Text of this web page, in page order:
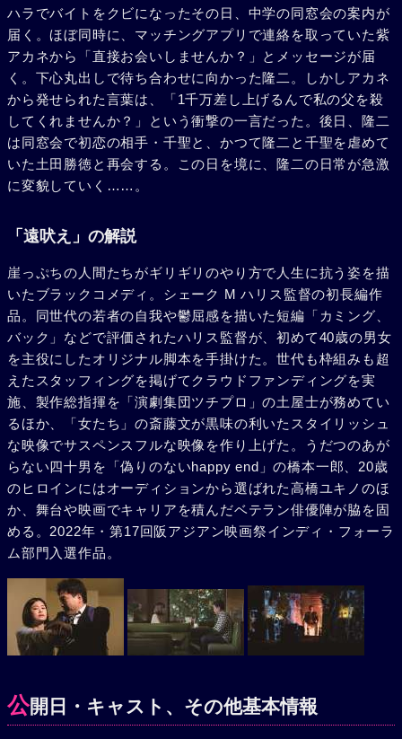
ハラでバイトをクビになったその日、中学の同窓会の案内が
届く。ほぼ同時に、マッチングアプリで連絡を取っていた紫
アカネから「直接お会いしませんか？」とメッセージが届
く。下心丸出しで待ち合わせに向かった隆二。しかしアカネ
から発せられた言葉は、「1千万差し上げるんで私の父を殺
してくれませんか？」という衝撃の一言だった。後日、隆二
は同窓会で初恋の相手・千聖と、かつて隆二と千聖を虐めて
いた土田勝徳と再会する。この日を境に、隆二の日常が急激
に変貌していく……。
「遠吠え」の解説
崖っぷちの人間たちがギリギリのやり方で人生に抗う姿を描
いたブラックコメディ。シェーク M ハリス監督の初長編作
品。同世代の若者の自我や鬱屈感を描いた短編「カミング、
バック」などで評価されたハリス監督が、初めて40歳の男女
を主役にしたオリジナル脚本を手掛けた。世代も枠組みも超
えたスタッフィングを掲げてクラウドファンディングを実
施、製作総指揮を「演劇集団ツチプロ」の土屋士が務めてい
るほか、「女たち」の斎藤文が黒味の利いたスタイリッシュ
な映像でサスペンスフルな映像を作り上げた。うだつのあが
らない四十男を「偽りのないhappy end」の橋本一郎、20歳
のヒロインにはオーディションから選ばれた高橋ユキノのほ
か、舞台や映画でキャリアを積んだベテラン俳優陣が脇を固
める。2022年・第17回阪アジアン映画祭インディ・フォーラ
ム部門入選作品。
公開日・キャスト、その他基本情報